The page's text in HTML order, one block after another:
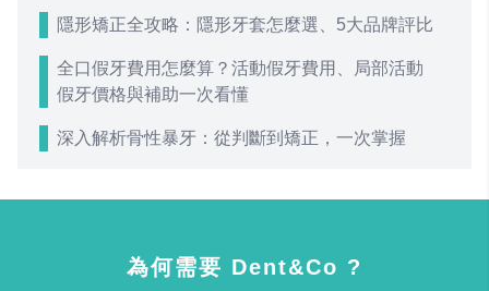
隱形矯正全攻略：隱形牙套怎麼選、5大品牌評比
全口假牙費用怎麼算？活動假牙費用、局部活動
假牙價格與補助一次看懂
深入解析骨性暴牙：從判斷到矯正，一次掌握
為何需要 Dent&Co ?